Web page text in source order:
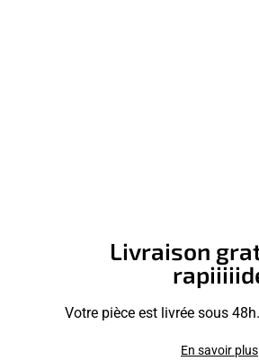
Livraison
Votre pièce est livrée sous
En savoir plus